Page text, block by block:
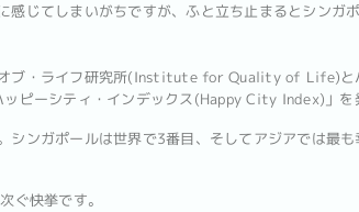
じてしまいがちですが、ふと立ち止まるとシンガ
オブ・ライフ研究所(Institute for Quality of Life)と
ーシティ・インデックス(Happy City Index)」を
ンガポールは世界で3番目、そしてアジアでは最
ぐ快挙です。